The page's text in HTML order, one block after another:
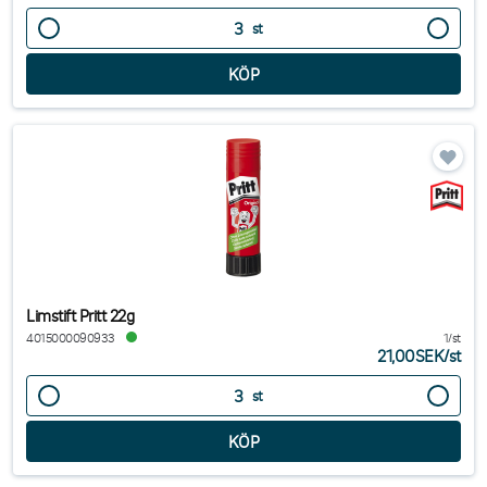
st
Limstift Pritt 22g
4015000090933 1/st
21,00SEK/st
st